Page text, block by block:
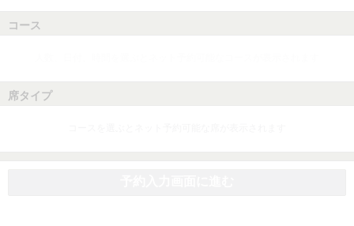
コース
席タイプ